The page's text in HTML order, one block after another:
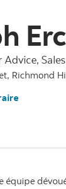
Richmond
équipe